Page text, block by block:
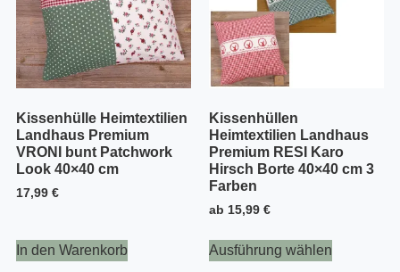
Kissenhülle Heimtextilien
Landhaus Premium
VRONI bunt Patchwork
Look 40×40 cm
17,99 €
In den Warenkorb
Kissenhüllen
Heimtextilien Landhaus
Premium RESI Karo
Hirsch Borte 40×40 cm 3
Farben
ab 15,99 €
Ausführung wählen